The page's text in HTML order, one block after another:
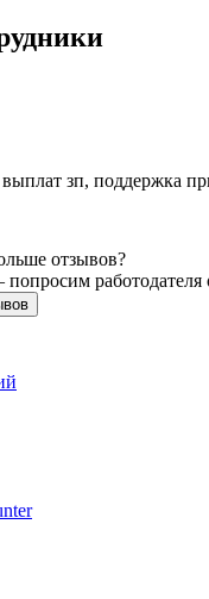
зп, поддержка
отзывов?
работодателя